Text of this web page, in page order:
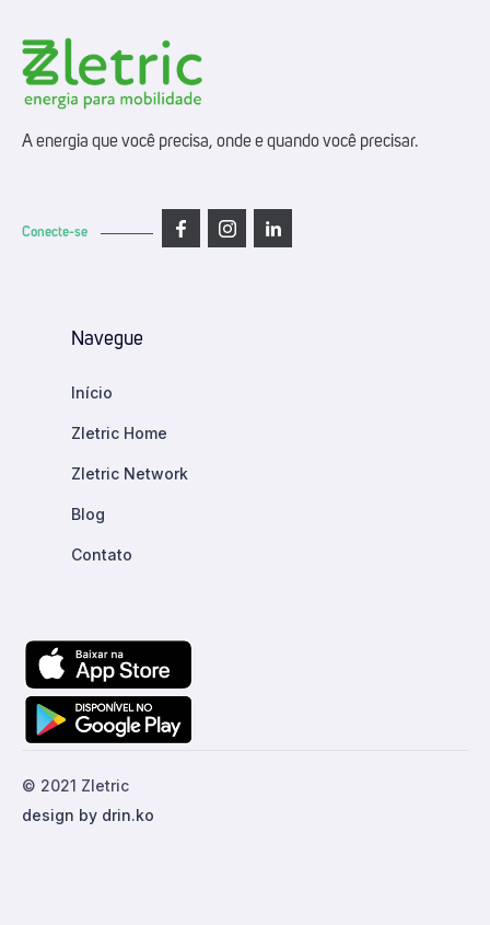
A energia que você precisa, onde e quando você precisar.
Conecte-se
Navegue
Início
Zletric Home
Zletric Network
Blog
Contato
© 2021 Zletric
design by drin.ko